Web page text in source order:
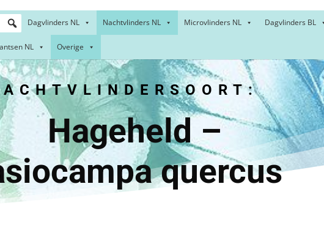
Dagvlinders NL Nachtvlinders NL Microvlinders NL Dagvlinders BL
NL Overige
quercus